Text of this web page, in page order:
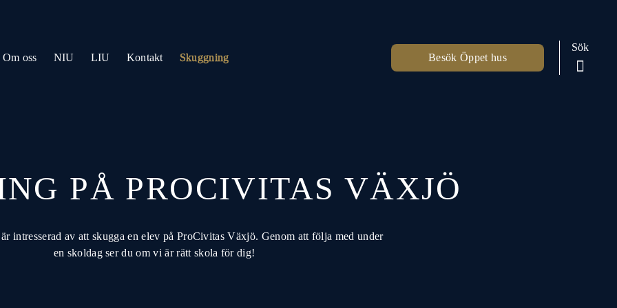
Besök Öppet hus
Sök
Om oss NIU LIU Kontakt Skuggning
PÅ PROCIVITAS VÄXJÖ
intresserad av att skugga en elev på ProCivitas Växjö. Genom att följa med under
en skoldag ser du om vi är rätt skola för dig!